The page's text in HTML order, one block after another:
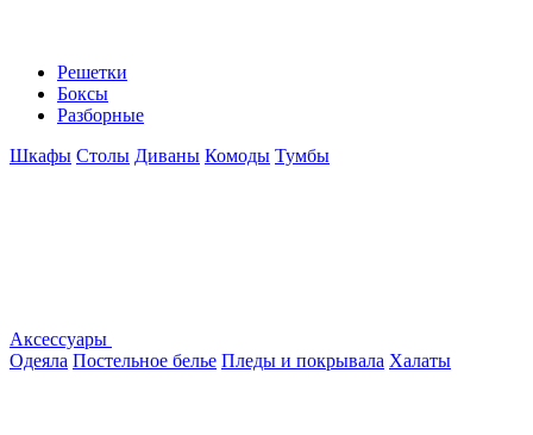
Решетки
Боксы
Разборные
Шкафы Столы Диваны Комоды Тумбы
Аксессуары
Одеяла Постельное белье Пледы и покрывала Халаты